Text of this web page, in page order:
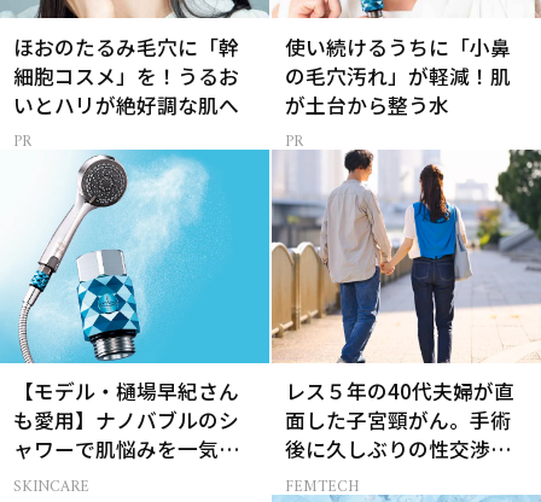
ほおのたるみ毛穴に「幹
細胞コスメ」を！うるお
いとハリが絶好調な肌へ
使い続けるうちに「小鼻
の毛穴汚れ」が軽減！肌
が土台から整う水
【モデル・樋場早紀さん
も愛用】ナノバブルのシ
ャワーで肌悩みを一気に
解決
SKINCARE
レス５年の40代夫婦が直
面した子宮頸がん。手術
後に久しぶりの性交渉を
試しみたら…
FEMTECH